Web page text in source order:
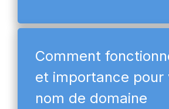
Comment
et importance pour
nom de domaine